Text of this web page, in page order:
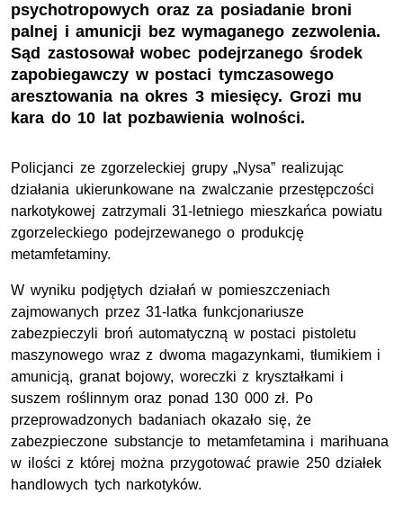
psychotropowych oraz za posiadanie broni
palnej i amunicji bez wymaganego zezwolenia.
Sąd zastosował wobec podejrzanego środek
zapobiegawczy w postaci tymczasowego
aresztowania na okres 3 miesięcy. Grozi mu
kara do 10 lat pozbawienia wolności.
Policjanci ze zgorzeleckiej grupy „Nysa” realizując
działania ukierunkowane na zwalczanie przestępczości
narkotykowej zatrzymali 31-letniego mieszkańca powiatu
zgorzeleckiego podejrzewanego o produkcję
metamfetaminy.
W wyniku podjętych działań w pomieszczeniach
zajmowanych przez 31-latka funkcjonariusze
zabezpieczyli broń automatyczną w postaci pistoletu
maszynowego wraz z dwoma magazynkami, tłumikiem i
amunicją, granat bojowy, woreczki z kryształkami i
suszem roślinnym oraz ponad 130 000zł. Po
przeprowadzonych badaniach okazało się, że
zabezpieczone substancje to metamfetamina i marihuana
w ilości z której można przygotować prawie 250 działek
handlowych tych narkotyków.